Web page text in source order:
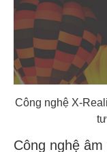
Công nghệ X-
Công nghệ